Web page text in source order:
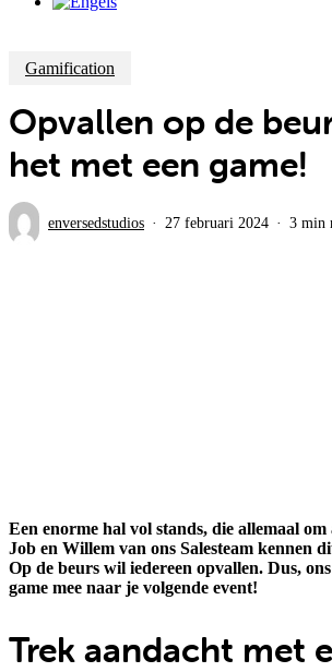
Gamification
Opvallen op de
het met een game!
enversedstudios 27 februari 2024 3 min
Een enorme hal vol stands, die allemaal
Job en Willem van ons Salesteam kennen
Op de beurs wil iedereen opvallen. Dus,
game mee naar je volgende event!
Trek aandacht met